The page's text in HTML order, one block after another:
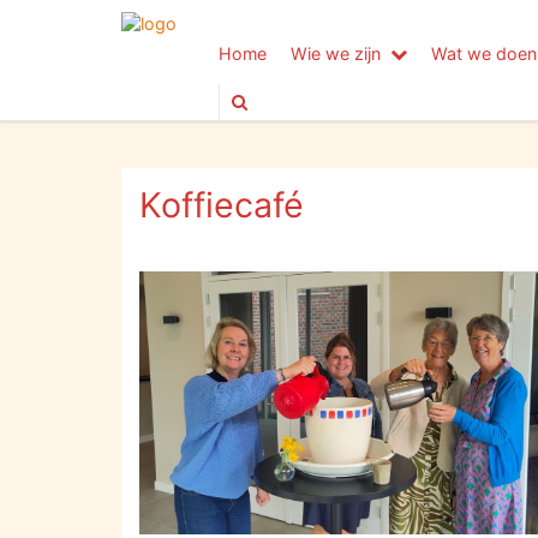
Home Wie we zijn Wat we doen
Koffiecafé